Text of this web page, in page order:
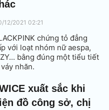
12/2021 02:21
chứng tỏ đẳng
với loạt nhóm nữ aespa,
bằng đúng một tiểu tiết
nhăn.
xuất sắc khi
đồ công sở, chị